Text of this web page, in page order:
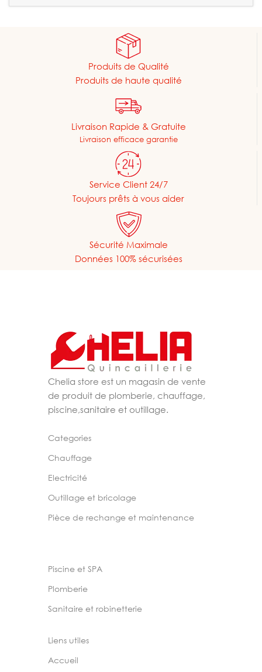
Produits de Qualité
Produits de haute qualité
Livraison Rapide & Gratuite
Livraison efficace garantie
Service Client 24/7
Toujours prêts à vous aider
Sécurité Maximale
Données 100% sécurisées
Chelia store est un magasin de vente
de produit de plomberie, chauffage,
piscine,sanitaire et outillage.
Categories
Chauffage
Electricité
Outillage et bricolage
Pièce de rechange et maintenance
Piscine et SPA
Plomberie
Sanitaire et robinetterie
Liens utiles
Accueil